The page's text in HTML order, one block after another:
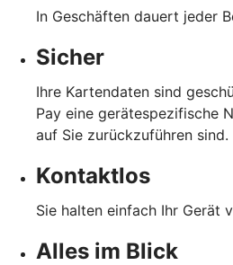
In Geschäften dauert jeder
Sicher
Ihre Kartendaten sind
Pay eine gerätespezifische
auf Sie zurückzuführen sind.
Kontaktlos
Sie halten einfach Ihr Gerät
Alles im Blick